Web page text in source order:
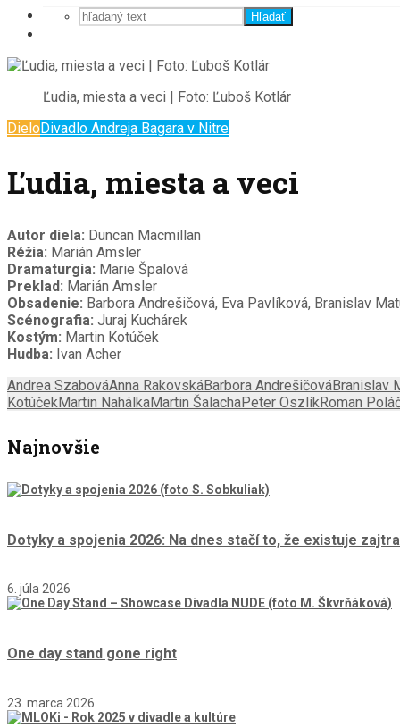
Hľadať
Ľudia, miesta a veci | Foto: Ľuboš Kotlár
DieloDivadlo Andreja Bagara v Nitre
Ľudia, miesta a veci
Autor diela: Duncan Macmillan
Réžia: Marián Amsler
Dramaturgia: Marie Špalová
Preklad: Marián Amsler
Obsadenie: Barbora Andrešičová, Eva Pavlíková, Branislav
Scénografia: Juraj Kuchárek
Kostým: Martin Kotúček
Hudba: Ivan Acher
Andrea SzabováAnna RakovskáBarbora AndrešičováBranislav
KotúčekMartin NahálkaMartin ŠalachaPeter OszlíkRoman
Najnovšie
Dotyky a spojenia 2026: Na dnes stačí to, že existuje zajtra
6. júla 2026
One day stand gone right
23. marca 2026